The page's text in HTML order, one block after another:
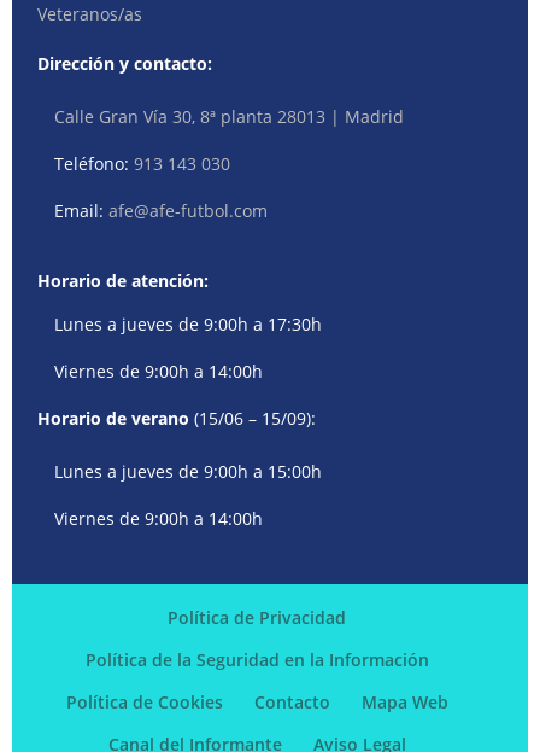
Veteranos/as
Dirección y contacto:
Calle Gran Vía 30, 8ª planta 28013 | Madrid
Teléfono:913 143 030
Email:afe@afe-futbol.com
Horario de atención:
Lunes a jueves de 9:00h a 17:30h
Viernes de 9:00h a 14:00h
Horario de verano (15/06 – 15/09):
Lunes a jueves de 9:00h a 15:00h
Viernes de 9:00h a 14:00h
Política de Privacidad
Política de la Seguridad en la Información
Política de Cookies
Contacto
Mapa Web
Canal del Informante
Aviso Legal